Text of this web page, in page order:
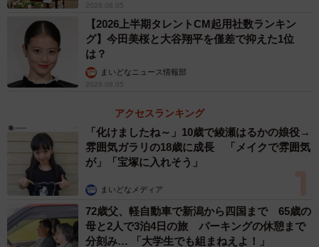
2026.08.05
【2026上半期タレントCM起用社数ランキン
グ】今田美桜と大谷翔平を僅差で抑えた1位
は？
まいどなニュース情報部
2026.08.05
アクセスランキング
「化けましたね～」10歳で綾瀬はるかの娘役→
雰囲気ガラリの18歳に成長 「メイクで雰囲気
が」「宝塚に入れそう」
まいどなメディア
72歳父、軽自動車で新潟から四国まで 65歳の
母と2人で3泊4日の旅 パーキングの休憩まで
分刻み… 「大学生でも組まねえよ！」